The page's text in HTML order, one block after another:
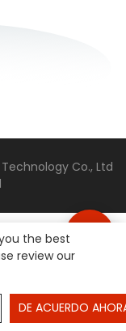
Co., Ltd
the best
review our
DE ACUERDO